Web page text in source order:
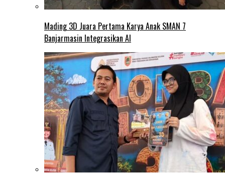
Mading 3D Juara Pertama Karya Anak SMAN 7
Banjarmasin Integrasikan AI